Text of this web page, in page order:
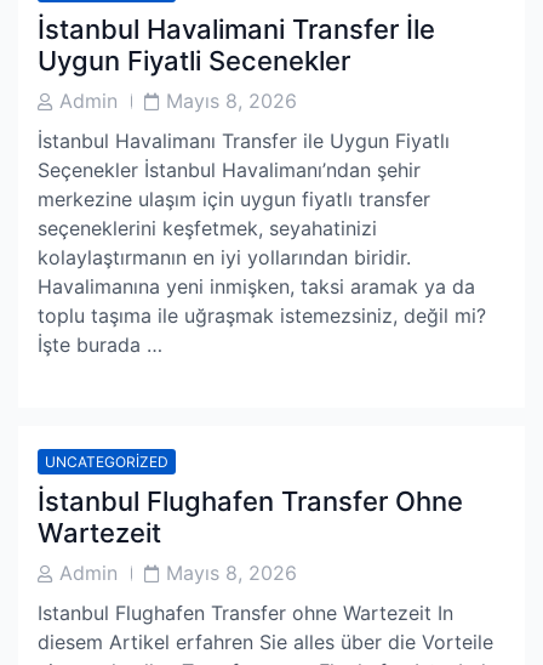
İstanbul Havalimani Transfer İle
Uygun Fiyatli Secenekler
PostAdmin
PostMayıs 8, 2026
İstanbul Havalimanı Transfer ile Uygun Fiyatlı
Seçenekler İstanbul Havalimanı’ndan şehir
merkezine ulaşım için uygun fiyatlı transfer
seçeneklerini keşfetmek, seyahatinizi
kolaylaştırmanın en iyi yollarından biridir.
Havalimanına yeni inmişken, taksi aramak ya da
toplu taşıma ile uğraşmak istemezsiniz, değil mi?
İşte burada …
UNCATEGORIZED
İstanbul Flughafen Transfer Ohne
Wartezeit
PostAdmin
PostMayıs 8, 2026
Istanbul Flughafen Transfer ohne Wartezeit In
diesem Artikel erfahren Sie alles über die Vorteile